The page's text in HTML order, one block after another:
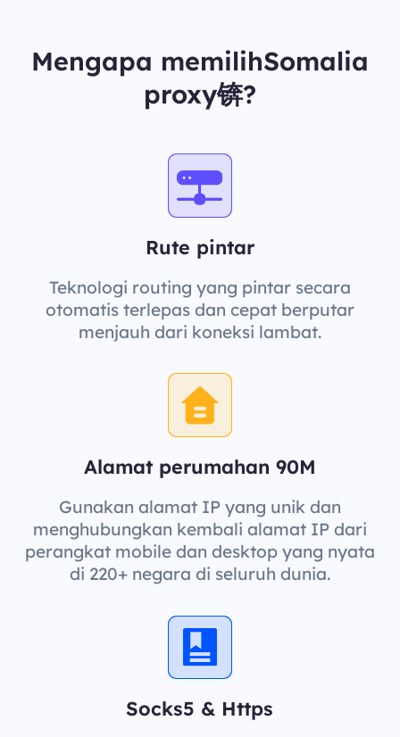
Mengapa memilihSomalia
proxy锛?
Rute pintar
Teknologi routing yang pintar secara
otomatis terlepas dan cepat berputar
menjauh dari koneksi lambat.
Alamat perumahan 90M
Gunakan alamat IP yang unik dan
menghubungkan kembali alamat IP dari
perangkat mobile dan desktop yang nyata
di 220+ negara di seluruh dunia.
Socks5 & Https